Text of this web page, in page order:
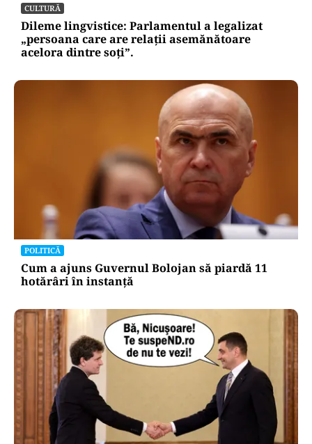
CULTURĂ
Dileme lingvistice: Parlamentul a legalizat
„persoana care are relații asemănătoare
acelora dintre soți”.
POLITICĂ
Cum a ajuns Guvernul Bolojan să piardă 11
hotărâri în instanță